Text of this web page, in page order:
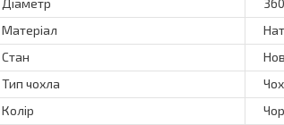
Діаметр
Матеріал
Стан
Тип чохла
Колір